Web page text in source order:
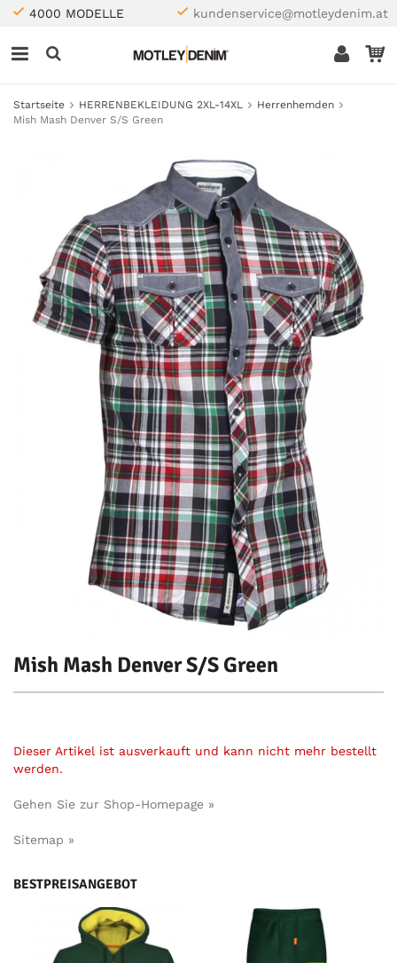
4000 MODELLE kundenservice@motleydenim.at
Startseite HERRENBEKLEIDUNG 2XL-14XL
Herrenhemden
Mish Mash Denver S/S Green
Mish Mash Denver S/S Green
Dieser Artikel ist ausverkauft und kann nicht mehr bestellt
werden.
Gehen Sie zur Shop-Homepage »
Sitemap »
BESTPREISANGEBOT